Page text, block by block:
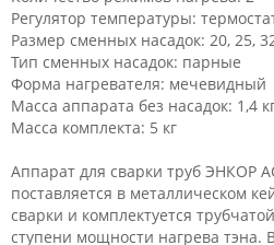
Регулятор температуры:
Размер сменных насадок: 20, 25,
Тип сменных насадок: парные
Форма нагревателя: мечевидный
Масса аппарата без насадок: 1,4
Масса комплекта: 5 кг
Аппарат для сварки труб ЭНКОР
поставляется в металлическом
сварки и комплектуется
ступени мощности нагрева тэна.